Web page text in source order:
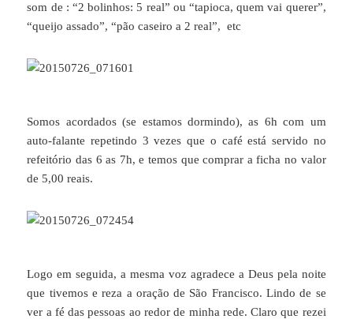
som de : “2 bolinhos: 5 real” ou “tapioca, quem vai querer”,
“queijo assado”, “pão caseiro a 2 real”, etc
Somos acordados (se estamos dormindo), as 6h com um
auto-falante repetindo 3 vezes que o café está servido no
refeitório das 6 as 7h, e temos que comprar a ficha no valor
de 5,00 reais.
Logo em seguida, a mesma voz agradece a Deus pela noite
que tivemos e reza a oração de São Francisco. Lindo de se
ver a fé das pessoas ao redor de minha rede. Claro que rezei